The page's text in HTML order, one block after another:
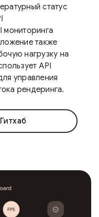
статус
мониторинга
также
нагрузку на
API
управления
рендеринга.